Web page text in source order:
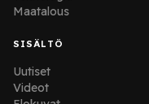
Maatalous
SISÄLTÖ
Uutiset
Videot